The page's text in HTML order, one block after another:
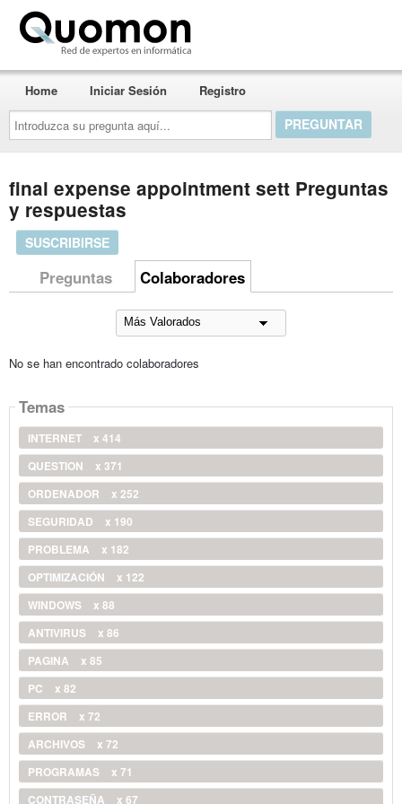
Introduzca
su
pregunta
aquí...
Home Iniciar Sesión Registro
final expense appointment sett Preguntas
y respuestas
SUSCRIBIRSE
Preguntas Colaboradores
No se han encontrado colaboradores
Temas
INTERNET
x 414
QUESTION
x 371
ORDENADOR
x 252
SEGURIDAD
x 190
PROBLEMA
x 182
OPTIMIZACIÓN
x 122
WINDOWS
x 88
ANTIVIRUS
x 86
PAGINA
x 85
PC
x 82
ERROR
x 72
ARCHIVOS
x 72
PROGRAMAS
x 71
CONTRASEÑA
x 67